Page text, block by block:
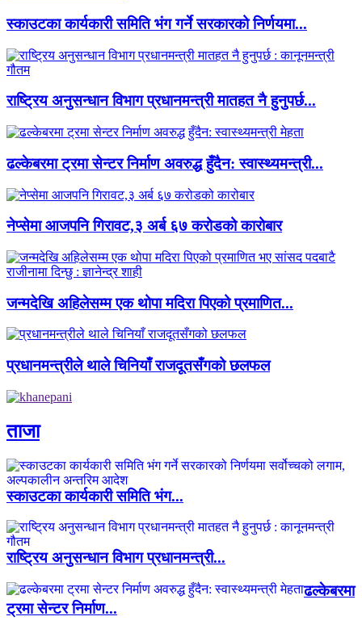
स्काउटका कार्यकारी समिति भंग गर्ने सरकारको निर्णयमा...
राष्ट्रिय अनुसन्धान विभाग प्रधानमन्त्री मातहत नै हुनुपर्छ...
ढल्केबरमा ट्रमा सेन्टर निर्माण अवरुद्ध हुँदैन: स्वास्थ्यमन्त्री...
नेप्सेमा आजपनि गिरावट,३ अर्ब ६७ करोडको कारोबार
जन्मदेखि अहिलेसम्म एक थोपा मदिरा पिएको प्रमाणित...
प्रधानमन्त्रीले थाले चिनियाँ राजदूतसँगको छलफल
ताजा
स्काउटका कार्यकारी समिति भंग...
राष्ट्रिय अनुसन्धान विभाग प्रधानमन्त्री...
ढल्केबरमा
ट्रमा सेन्टर निर्माण...